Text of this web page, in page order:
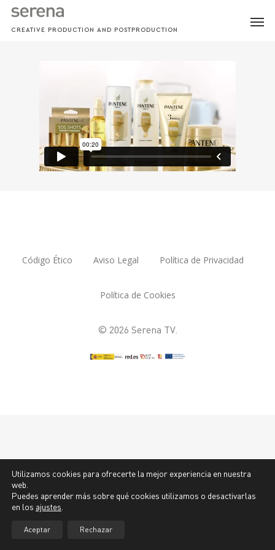
Skip
CREATIVE PRODUCTION AND POSTPRODUCTION
Código Ético Aviso Legal Política de Privacidad
Política de Cookies
© 2026 Serena TV.
Utilizamos cookies para ofrecerte la mejor experiencia en nuestra
web.
Puedes aprender más sobre qué cookies utilizamos o desactivarlas
en los ajustes
Aceptar Rechazar